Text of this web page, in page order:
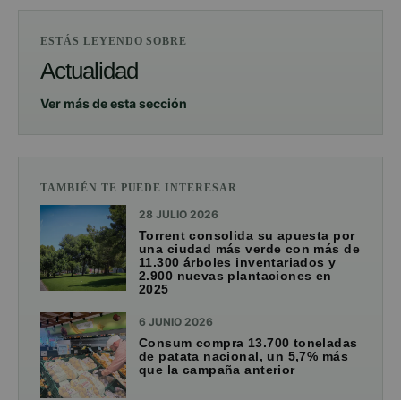
ESTÁS LEYENDO SOBRE
Actualidad
Ver más de esta sección
TAMBIÉN TE PUEDE INTERESAR
28 JULIO 2026
Torrent consolida su apuesta por
una ciudad más verde con más de
11.300 árboles inventariados y
2.900 nuevas plantaciones en
2025
6 JUNIO 2026
Consum compra 13.700 toneladas
de patata nacional, un 5,7% más
que la campaña anterior